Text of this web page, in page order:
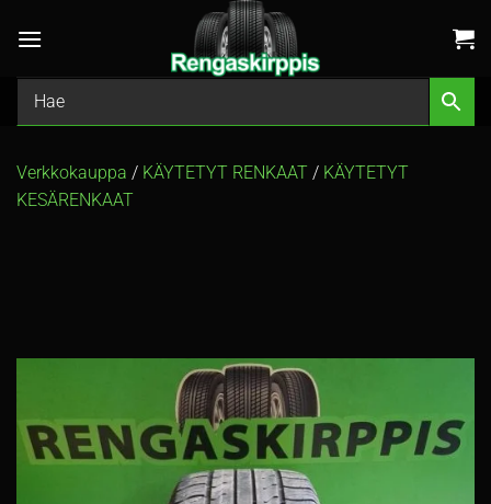
Verkkokauppa / KÄYTETYT RENKAAT / KÄYTETYT
KESÄRENKAAT